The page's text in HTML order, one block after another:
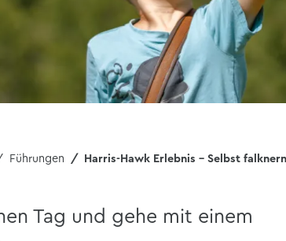
Führungen Harris-Hawk Erlebnis – Selbst falknern
Tag und gehe mit einem